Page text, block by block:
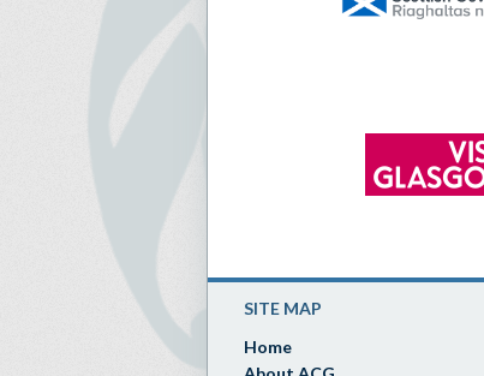
SITE MAP
Home